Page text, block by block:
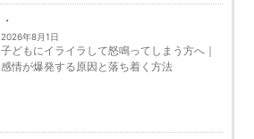
2026年8月1日
子どもにイライラして怒鳴ってしまう方へ｜
感情が爆発する原因と落ち着く方法